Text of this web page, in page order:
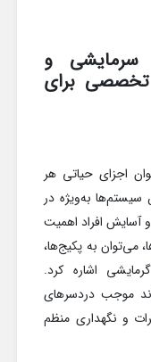
سرمایشی و
تخصصی برای
اجزای حیاتی هر
به‌ویژه در
آسایش افراد اهمیت
می‌توان به پکیج‌ها،
اشاره کرد.
موجب دردسرهای
و نگهداری منظم